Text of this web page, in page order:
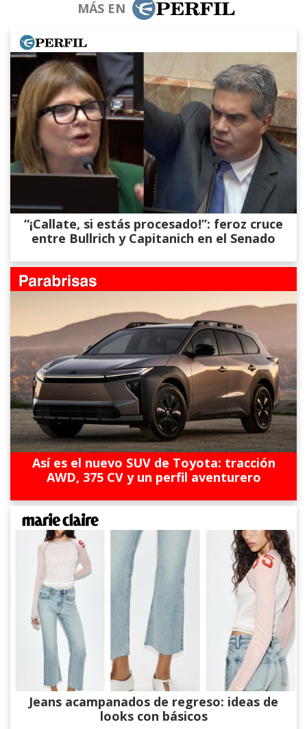
MÁS EN
“¡Callate, si estás procesado!”: feroz cruce
entre Bullrich y Capitanich en el Senado
Así es el nuevo SUV de Toyota: tracción
AWD, 375 CV y un perfil aventurero
Jeans acampanados de regreso: ideas de
looks con básicos